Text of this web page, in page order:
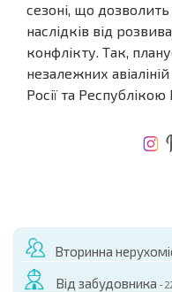
сезоні, що
наслідків від
конфлікту. Так,
незалежних
Росії та Республікою
Вторинна
Від забудовника -